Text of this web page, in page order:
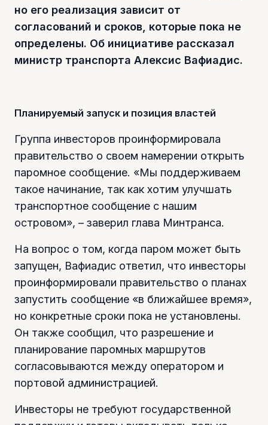
но его реализация зависит от
согласований и сроков, которые пока не
определены. Об инициативе рассказал
министр транспорта Алексис Вафиадис.
Планируемый запуск и позиция властей
Группа инвесторов проинформировала
правительство о своем намерении открыть
паромное сообщение. «Мы поддерживаем
такое начинание, так как хотим улучшать
транспортное сообщение с нашим
островом», – заверил глава Минтранса.
На вопрос о том, когда паром может быть
запущен, Вафиадис ответил, что инвесторы
проинформировали правительство о планах
запустить сообщение «в ближайшее время»,
но конкретные сроки пока не установлены.
Он также сообщил, что разрешение и
планирование паромных маршрутов
согласовываются между оператором и
портовой администрацией.
Инвесторы не требуют государственной